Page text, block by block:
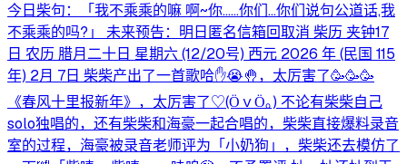
今日柴句：「我不乘乘的嘛 啊~你……你们…你们说句公道话,我
不乘乘的吗?」 未来预告：明日匿名信箱回取消 柴历 夹钟17
日 农历 腊月二十日 星期六 (12/20号) 西元 2026 年 (民国 115
年) 2月 7日 柴柴产出了一首歌哈✋😭🤚，太厉害了🥳🥳🥳
《春风十里报新年》，太厉害了♡⁠(⁠Ӧ⁠ｖ⁠Ӧ⁠｡⁠) 不论有柴柴自己
solo独唱的，还有柴柴和海豪一起合唱的，柴柴直接爆料录音
室的过程，海豪被录音老师评为「小奶狗」，柴柴还去模仿了